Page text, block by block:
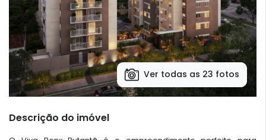
Ver todas as 23 fotos
Descrição do imóvel